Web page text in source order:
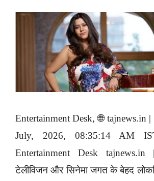
Entertainment Desk, 🌐 tajnews.in |
July, 2026, 08:35:14 AM
Entertainment Desk tajnews.in
टेलीविजन और सिनेमा जगत के बेहद